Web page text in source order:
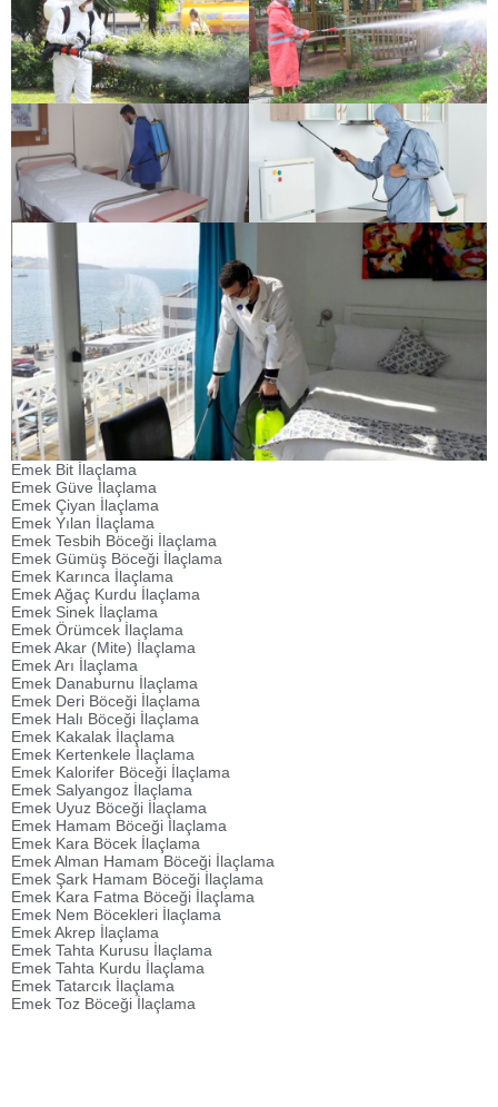
Emek Bit İlaçlama
Emek Güve İlaçlama
Emek Çiyan İlaçlama
Emek Yılan İlaçlama
Emek Tesbih Böceği İlaçlama
Emek Gümüş Böceği İlaçlama
Emek Karınca İlaçlama
Emek Ağaç Kurdu İlaçlama
Emek Sinek İlaçlama
Emek Örümcek İlaçlama
Emek Akar (Mite) İlaçlama
Emek Arı İlaçlama
Emek Danaburnu İlaçlama
Emek Deri Böceği İlaçlama
Emek Halı Böceği İlaçlama
Emek Kakalak İlaçlama
Emek Kertenkele İlaçlama
Emek Kalorifer Böceği İlaçlama
Emek Salyangoz İlaçlama
Emek Uyuz Böceği İlaçlama
Emek Hamam Böceği İlaçlama
Emek Kara Böcek İlaçlama
Emek Alman Hamam Böceği İlaçlama
Emek Şark Hamam Böceği İlaçlama
Emek Kara Fatma Böceği İlaçlama
Emek Nem Böcekleri İlaçlama
Emek Akrep İlaçlama
Emek Tahta Kurusu İlaçlama
Emek Tahta Kurdu İlaçlama
Emek Tatarcık İlaçlama
Emek Toz Böceği İlaçlama